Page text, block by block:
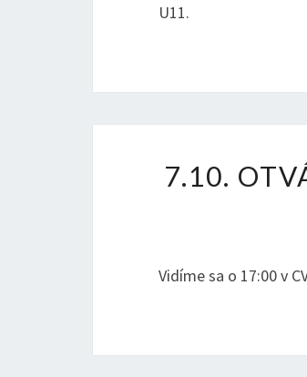
U11.
7.10.
Vidíme sa o 17:00 v